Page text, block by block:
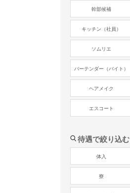
幹部候補
キッチン（社員）
ソムリエ
バーテンダー（バイト）
ヘアメイク
エスコート
待遇で絞り込む
体入
寮